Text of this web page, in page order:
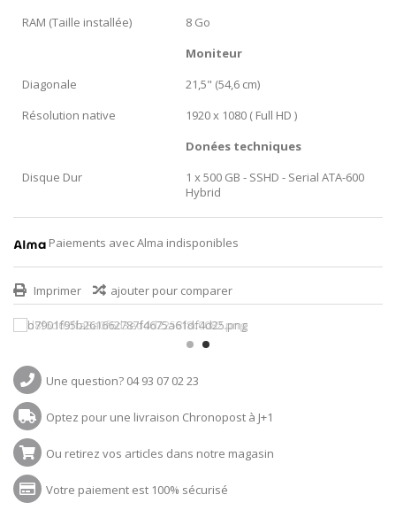
RAM (Taille installée)
8 Go
Moniteur
Diagonale
21,5" (54,6 cm)
Résolution native
1920 x 1080 ( Full HD )
Donées techniques
Disque Dur
1 x 500 GB - SSHD - Serial ATA-600
Hybrid
Paiements avec Alma indisponibles
Imprimer ajouter pour comparer
Une question? 04 93 07 02 23
Optez pour une livraison Chronopost à J+1
Ou retirez vos articles dans notre magasin
Votre paiement est 100% sécurisé